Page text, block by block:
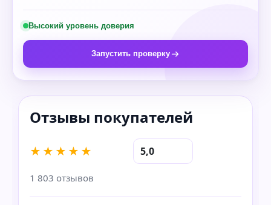
Высокий уровень доверия
Запустить проверку
★★★★★ 5,0
1 803 отзывов